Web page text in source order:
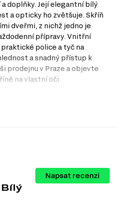
doplňky. Její elegantní bílý
a opticky ho zvětšuje. Skříň
dveřmi, z nichž jedno je
přípravy. Vnitřní
police a tyč na
a snadný přístup k
prodejnu v Praze a objevte
na vlastní oči.
a výhody
a tyčí na oblečení poskytuje
a doplňků.
MDF a dřevotřísky, což zajišťuje
je snadno čistitelný a udržuje si svůj
Napsat recenzi